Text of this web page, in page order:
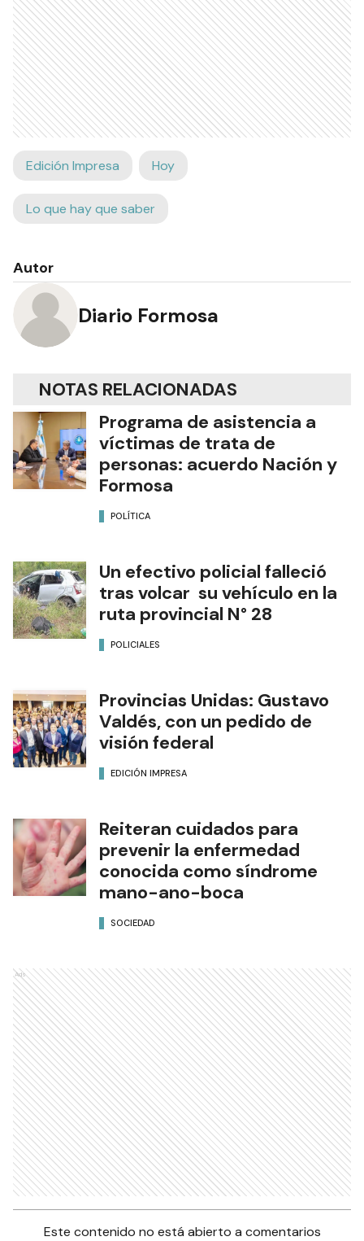
Edición Impresa Hoy
Lo que hay que saber
Autor
Diario Formosa
NOTAS RELACIONADAS
Programa de asistencia a
víctimas de trata de
personas: acuerdo Nación y
Formosa
POLÍTICA
Un efectivo policial falleció
tras volcar su vehículo en la
ruta provincial N° 28
POLICIALES
Provincias Unidas: Gustavo
Valdés, con un pedido de
visión federal
EDICIÓN IMPRESA
Reiteran cuidados para
prevenir la enfermedad
conocida como síndrome
mano-ano-boca
SOCIEDAD
Ads
Este contenido no está abierto a comentarios